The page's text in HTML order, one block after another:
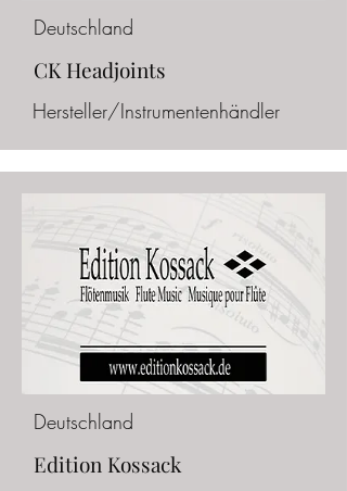
Deutschland
CK Headjoints
Hersteller/Instrumentenhändler
Deutschland
Edition Kossack